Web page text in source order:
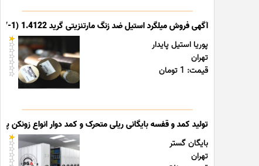
آگهی فروش میلگرد استیل ضد زنگ مارتنزیتی گرید 1.4122 (X39CrMo17-1)
پوریا استیل پایدار
تهران
قیمت: 1 تومان
تولید کمد و قفسه بایگانی ریلی متحرک و کمد دوار انواع زونکن
بایگان گستر
تهران